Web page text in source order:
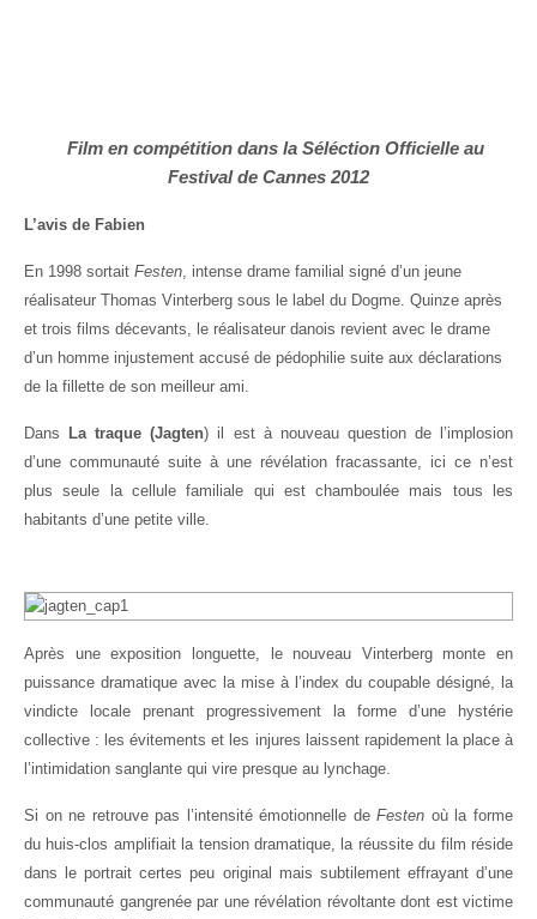
Film en compétition dans la Séléction Officielle au
Festival de Cannes 2012
L’avis de Fabien
En 1998 sortait Festen, intense drame familial signé d’un jeune
réalisateur Thomas Vinterberg sous le label du Dogme. Quinze après
et trois films décevants, le réalisateur danois revient avec le drame
d’un homme injustement accusé de pédophilie suite aux déclarations
de la fillette de son meilleur ami.
Dans La traque (Jagten) il est à nouveau question de l’implosion
d’une communauté suite à une révélation fracassante, ici ce n’est
plus seule la cellule familiale qui est chamboulée mais tous les
habitants d’une petite ville.
Après une exposition longuette, le nouveau Vinterberg monte en
puissance dramatique avec la mise à l’index du coupable désigné, la
vindicte locale prenant progressivement la forme d’une hystérie
collective : les évitements et les injures laissent rapidement la place à
l’intimidation sanglante qui vire presque au lynchage.
Si on ne retrouve pas l’intensité émotionnelle deFesten où la forme
du huis-clos amplifiait la tension dramatique, la réussite du film réside
dans le portrait certes peu original mais subtilement effrayant d’une
communauté gangrenée par une révélation révoltante dont est victime